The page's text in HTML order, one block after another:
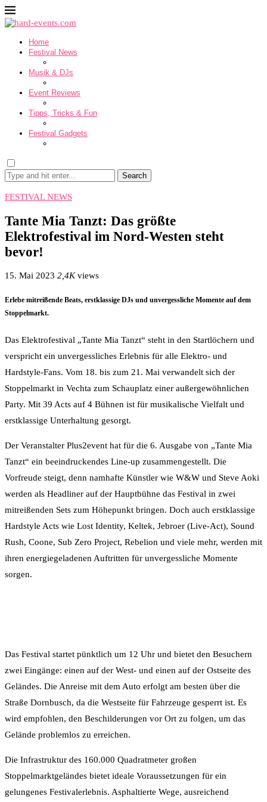
Home
Festival News
Musik & DJs
Event Reviews
Tipps, Tricks & Fun
Festival Gadgets
Search
FESTIVAL NEWS
Tante Mia Tanzt: Das größte
Elektrofestival im Nord-Westen steht
bevor!
15. Mai 2023 2,4Kviews
Erlebe mitreißende Beats, erstklassige DJs und unvergessliche Momente auf dem
Stoppelmarkt.
Das Elektrofestival „Tante Mia Tanzt“ steht in den Startlöchern und
verspricht ein unvergessliches Erlebnis für alle Elektro- und
Hardstyle-Fans. Vom 18. bis zum 21. Mai verwandelt sich der
Stoppelmarkt in Vechta zum Schauplatz einer außergewöhnlichen
Party. Mit 39 Acts auf 4 Bühnen ist für musikalische Vielfalt und
erstklassige Unterhaltung gesorgt.
Der Veranstalter Plus2event hat für die 6. Ausgabe von „Tante Mia
Tanzt“ ein beeindruckendes Line-up zusammengestellt. Die
Vorfreude steigt, denn namhafte Künstler wie W&W und Steve Aoki
werden als Headliner auf der Hauptbühne das Festival in zwei
mitreißenden Sets zum Höhepunkt bringen. Doch auch erstklassige
Hardstyle Acts wie Lost Identity, Keltek, Jebroer (Live-Act), Sound
Rush, Coone, Sub Zero Project, Rebelion und viele mehr, werden mit
ihren energiegeladenen Auftritten für unvergessliche Momente
sorgen.
Das Festival startet pünktlich um 12 Uhr und bietet den Besuchern
zwei Eingänge: einen auf der West- und einen auf der Ostseite des
Geländes. Die Anreise mit dem Auto erfolgt am besten über die
Straße Dornbusch, da die Westseite für Fahrzeuge gesperrt ist. Es
wird empfohlen, den Beschilderungen vor Ort zu folgen, um das
Gelände problemlos zu erreichen.
Die Infrastruktur des 160.000 Quadratmeter großen
Stoppelmarktgeländes bietet ideale Voraussetzungen für ein
gelungenes Festivalerlebnis. Asphaltierte Wege, ausreichend